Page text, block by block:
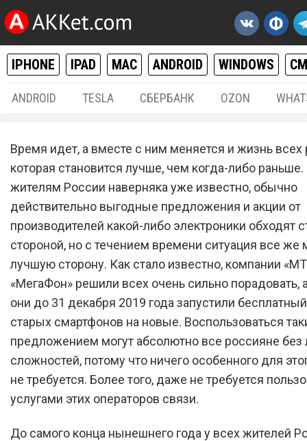
IPHONE IPAD MAC ANDROID WINDOWS
ANDROID TESLA СБЕРБАНК OZON
«МТС» и «МегаФон» до 31
декабря запустили
обмен старых
новые
Время идет, а вместе с ним меняется и жизнь всех
которая становится лучше, чем когда-либо
жителям России наверняка уже известно, обычно
действительно выгодные предложения и акции от
производителей какой-либо электроники обходят
стороной, но с течением времени ситуация все же
лучшую сторону. Как стало известно, компании
«МегаФон» решили всех очень сильно порадовать,
они до 31 декабря 2019 года запустили
старых смартфонов на новые. Воспользоваться
предложением могут абсолютно все россияне без
сложностей, потому что ничего особенного для
не требуется. Более того, даже не требуется
услугами этих операторов связи.
До самого конца нынешнего года у всех жителей